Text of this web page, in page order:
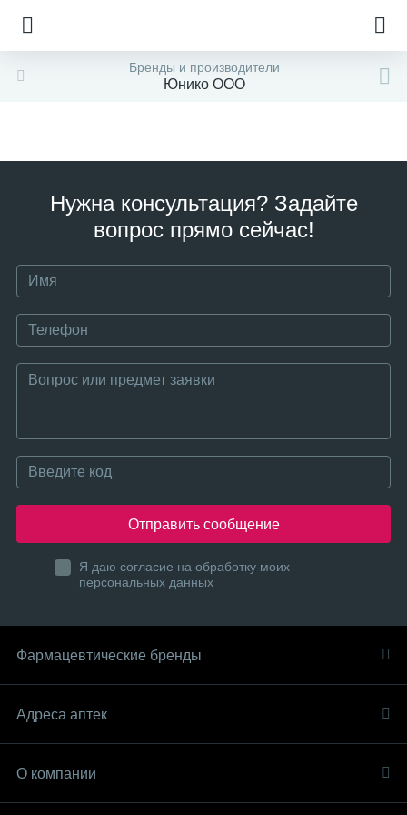
Бренды и производители
Юнико ООО
Нужна консультация? Задайте
вопрос прямо сейчас!
Отправить сообщение
Я даю согласие на обработку моих
персональных данных
Фармацевтические бренды
Адреса аптек
О компании